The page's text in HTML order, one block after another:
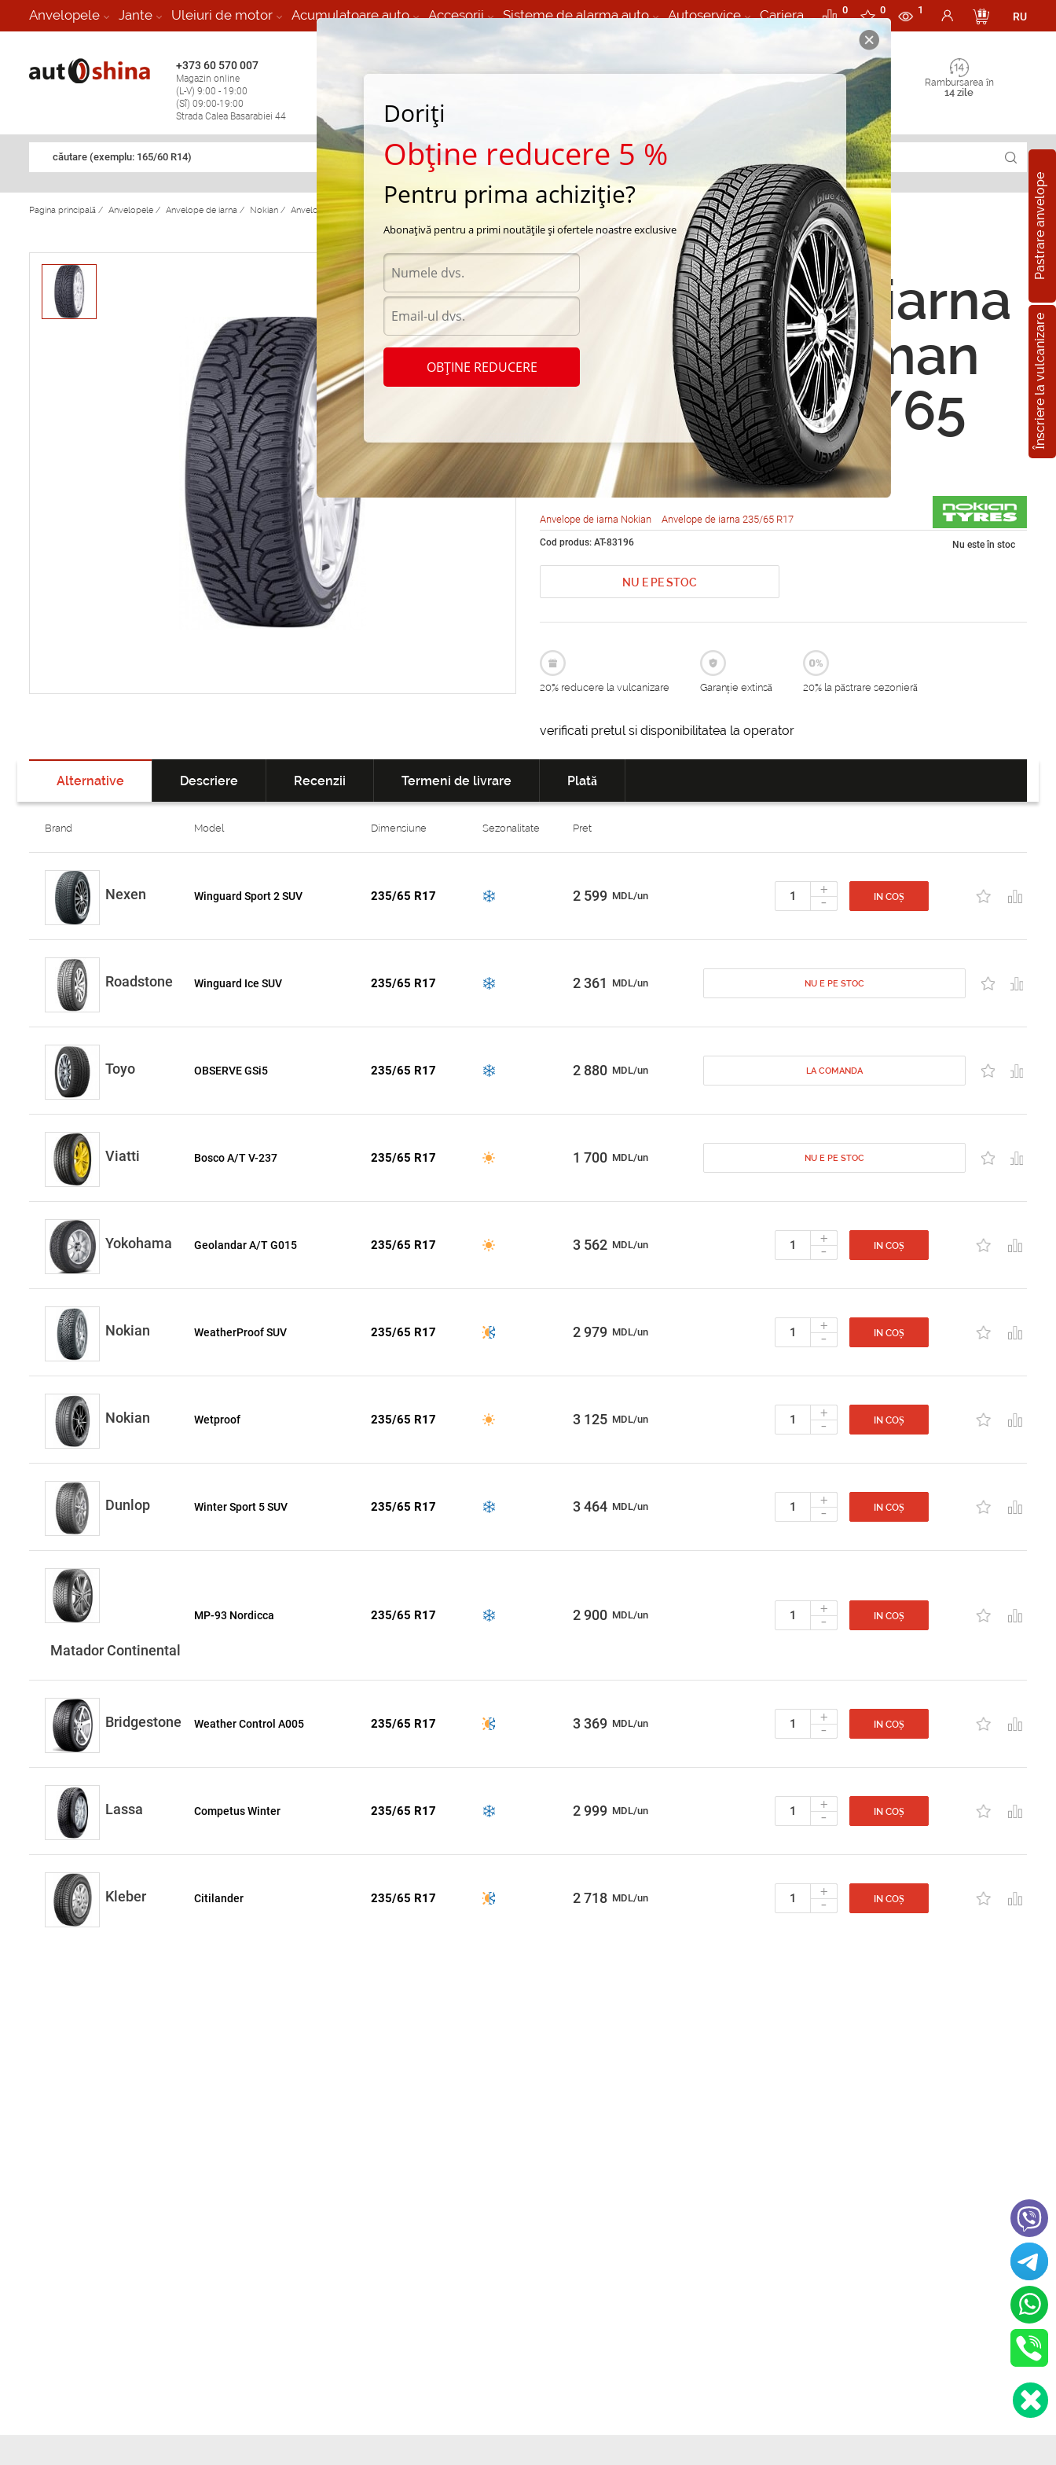
Anvelopele Jante Uleiuri de motor Acumulatoare auto Accesorii Sisteme de alarma auto Autoservice Cariera 0 0 1
RU
+373 60 570 007
Magazin online
(L-V) 9:00 - 19:00
(Sî) 09:00-19:00
Strada Calea Basarabiei 44
Vulcanizare Mobila 24/7 non
Rambursarea în
14 zile
căutare (exemplu: 165/60 R14)
Pastrare anvelope
Înscriere la vulcanizare
Pagina principală / Anvelopele / Anvelope de iarna / Nokian / Anvelope de iarna Nokian Nordman RS2 Suv Nokian Nordman RS2 SUV 235/65 R17 108R
Anvelope de iarna
Nokian Nordman
RS2 SUV 235/65
R17 108R
Anvelope de iarna Nokian Anvelope de iarna 235/65 R17
Cod produs: AT-83196 Nu este în stoc
NU E PE STOC
20% reducere la vulcanizare Garanție extinsă 20% la păstrare sezonieră
verificati pretul si disponibilitatea la operator
Alternative Descriere Recenzii Termeni de livrare Plată
Brand Model Dimensiune Sezonalitate Pret
Nexen Winguard Sport 2 SUV 235/65 R17 2 599 MDL/un +
- IN COȘ
Roadstone Winguard Ice SUV 235/65 R17 2 361 MDL/un NU E PE STOC
Toyo OBSERVE GSi5 235/65 R17 2 880 MDL/un LA COMANDA
Viatti Bosco A/T V-237 235/65 R17 1 700 MDL/un NU E PE STOC
Yokohama Geolandar A/T G015 235/65 R17 3 562 MDL/un +
- IN COȘ
Nokian WeatherProof SUV 235/65 R17 2 979 MDL/un +
- IN COȘ
Nokian Wetproof 235/65 R17 3 125 MDL/un +
- IN COȘ
Dunlop Winter Sport 5 SUV 235/65 R17 3 464 MDL/un +
- IN COȘ
Matador Continental
MP-93 Nordicca 235/65 R17 2 900 MDL/un +
- IN COȘ
Bridgestone Weather Control A005 235/65 R17 3 369 MDL/un +
- IN COȘ
Lassa Competus Winter 235/65 R17 2 999 MDL/un +
- IN COȘ
Kleber Citilander 235/65 R17 2 718 MDL/un +
- IN COȘ
Doriți
Obține reducere 5 %
Pentru prima achiziție?
Abonațivă pentru a primi noutățile și ofertele noastre exclusive
OBȚINE REDUCERE